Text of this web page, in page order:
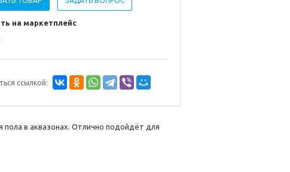
на маркетплейс
ссылкой:
в аквазонах. Отлично подойдёт для